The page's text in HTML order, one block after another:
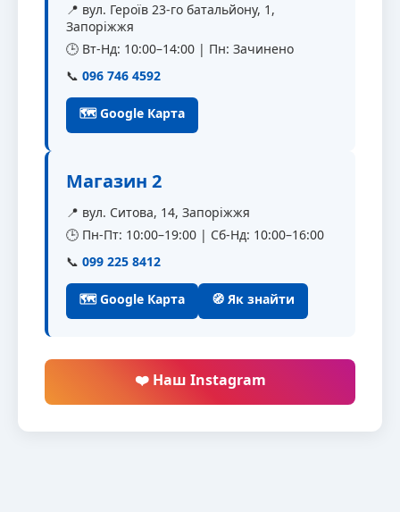
📍 вул. Героїв 23-го батальйону, 1,
Запоріжжя
🕒 Вт-Нд: 10:00–14:00 | Пн: Зачинено
📞 096 746 4592
🗺 Google Карта
Магазин 2
📍 вул. Ситова, 14, Запоріжжя
🕒 Пн-Пт: 10:00–19:00 | Сб-Нд: 10:00–16:00
📞 099 225 8412
🗺 Google Карта 🧭 Як знайти
❤️ Наш Instagram